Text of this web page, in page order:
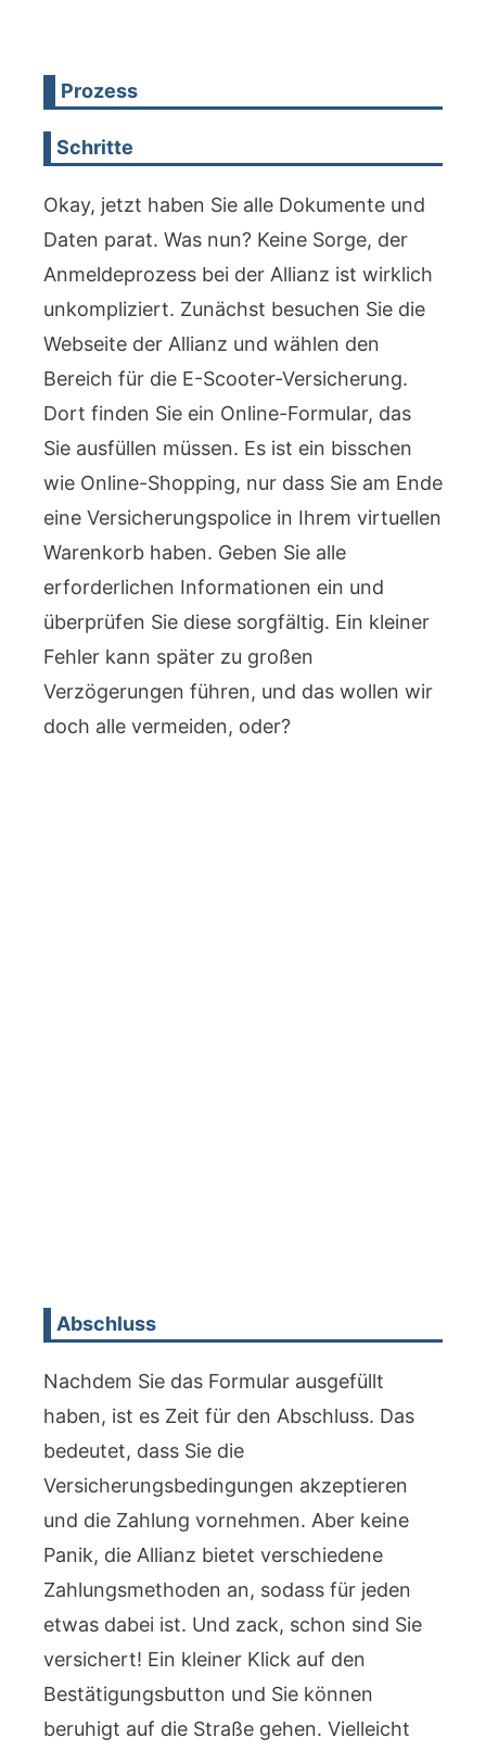
Prozess
Schritte
Okay, jetzt haben Sie alle Dokumente und
Daten parat. Was nun? Keine Sorge, der
Anmeldeprozess bei der Allianz ist wirklich
unkompliziert. Zunächst besuchen Sie die
Webseite der Allianz und wählen den
Bereich für die E-Scooter-Versicherung.
Dort finden Sie ein Online-Formular, das
Sie ausfüllen müssen. Es ist ein bisschen
wie Online-Shopping, nur dass Sie am Ende
eine Versicherungspolice in Ihrem virtuellen
Warenkorb haben. Geben Sie alle
erforderlichen Informationen ein und
überprüfen Sie diese sorgfältig. Ein kleiner
Fehler kann später zu großen
Verzögerungen führen, und das wollen wir
doch alle vermeiden, oder?
Abschluss
Nachdem Sie das Formular ausgefüllt
haben, ist es Zeit für den Abschluss. Das
bedeutet, dass Sie die
Versicherungsbedingungen akzeptieren
und die Zahlung vornehmen. Aber keine
Panik, die Allianz bietet verschiedene
Zahlungsmethoden an, sodass für jeden
etwas dabei ist. Und zack, schon sind Sie
versichert! Ein kleiner Klick auf den
Bestätigungsbutton und Sie können
beruhigt auf die Straße gehen. Vielleicht